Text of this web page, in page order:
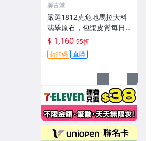
源古堂
嚴選1812克危地馬拉大料
翡翠原石，包漿皮質每日
晚11點截拍。 危地馬拉 翡
翠原石 大料
$ 1,160 95折
折扣碼 直購